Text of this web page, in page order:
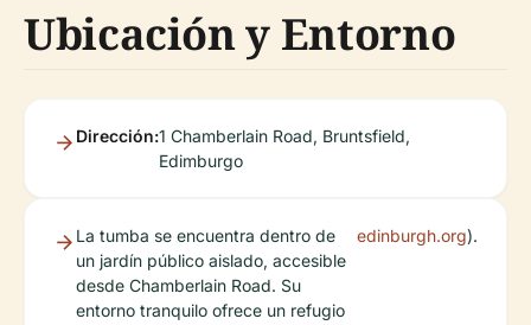
Ubicación y Entorno
Dirección:1 Chamberlain Road, Bruntsfield,
Edimburgo
La tumba se encuentra dentro de
un jardín público aislado, accesible
desde Chamberlain Road. Su
entorno tranquilo ofrece un refugio
edinburgh.org).